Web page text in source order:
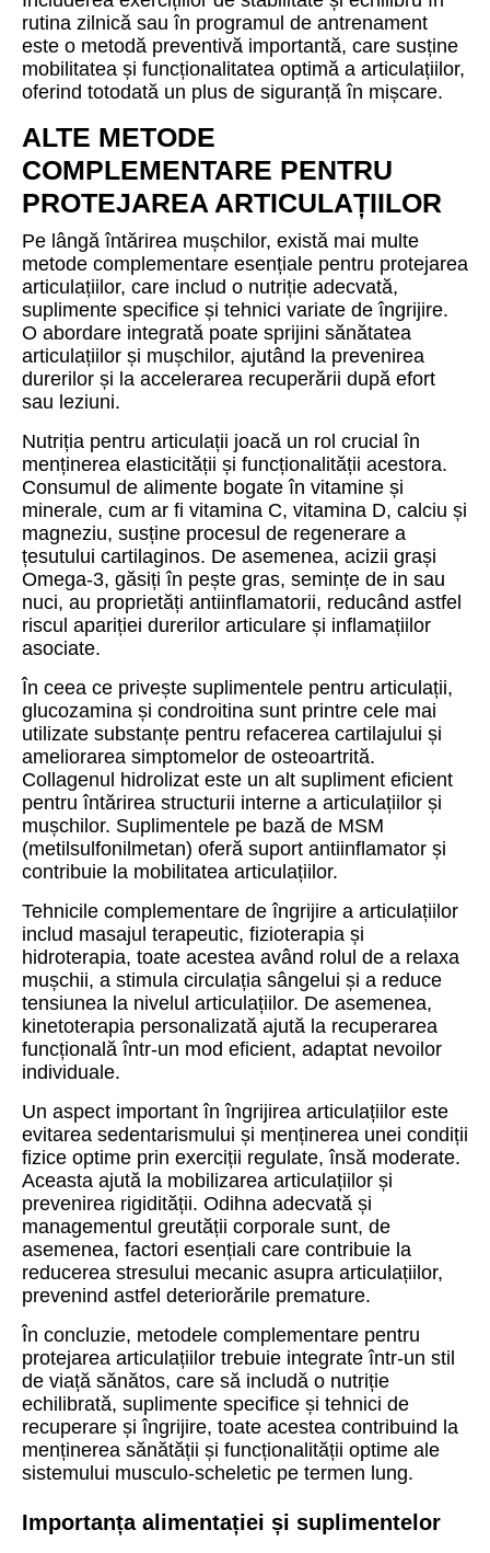
rutina zilnică sau în programul de antrenament
este o metodă preventivă importantă, care susține
mobilitatea și funcționalitatea optimă a articulațiilor,
oferind totodată un plus de siguranță în mișcare.
ALTE METODE
COMPLEMENTARE PENTRU
PROTEJAREA ARTICULAȚIILOR
Pe lângă întărirea mușchilor, există mai multe
metode complementare esențiale pentru protejarea
articulațiilor, care includ o nutriție adecvată,
suplimente specifice și tehnici variate de îngrijire.
O abordare integrată poate sprijini sănătatea
articulațiilor și mușchilor, ajutând la prevenirea
durerilor și la accelerarea recuperării după efort
sau leziuni.
Nutriția pentru articulații joacă un rol crucial în
menținerea elasticității și funcționalității acestora.
Consumul de alimente bogate în vitamine și
minerale, cum ar fi vitamina C, vitamina D, calciu și
magneziu, susține procesul de regenerare a
țesutului cartilaginos. De asemenea, acizii grași
Omega-3, găsiți în pește gras, semințe de in sau
nuci, au proprietăți antiinflamatorii, reducând astfel
riscul apariției durerilor articulare și inflamațiilor
asociate.
În ceea ce privește suplimentele pentru articulații,
glucozamina și condroitina sunt printre cele mai
utilizate substanțe pentru refacerea cartilajului și
ameliorarea simptomelor de osteoartrită.
Collagenul hidrolizat este un alt supliment eficient
pentru întărirea structurii interne a articulațiilor și
mușchilor. Suplimentele pe bază de MSM
(metilsulfonilmetan) oferă suport antiinflamator și
contribuie la mobilitatea articulațiilor.
Tehnicile complementare de îngrijire a articulațiilor
includ masajul terapeutic, fizioterapia și
hidroterapia, toate acestea având rolul de a relaxa
mușchii, a stimula circulația sângelui și a reduce
tensiunea la nivelul articulațiilor. De asemenea,
kinetoterapia personalizată ajută la recuperarea
funcțională într-un mod eficient, adaptat nevoilor
individuale.
Un aspect important în îngrijirea articulațiilor este
evitarea sedentarismului și menținerea unei condiții
fizice optime prin exerciții regulate, însă moderate.
Aceasta ajută la mobilizarea articulațiilor și
prevenirea rigidității. Odihna adecvată și
managementul greutății corporale sunt, de
asemenea, factori esențiali care contribuie la
reducerea stresului mecanic asupra articulațiilor,
prevenind astfel deteriorările premature.
În concluzie, metodele complementare pentru
protejarea articulațiilor trebuie integrate într-un stil
de viață sănătos, care să includă o nutriție
echilibrată, suplimente specifice și tehnici de
recuperare și îngrijire, toate acestea contribuind la
menținerea sănătății și funcționalității optime ale
sistemului musculo-scheletic pe termen lung.
Importanța alimentației și suplimentelor